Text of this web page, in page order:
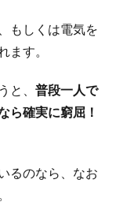
もしくは電気を
ます。
と、 普段一人で
ら確実に窮屈！
るのなら、なお